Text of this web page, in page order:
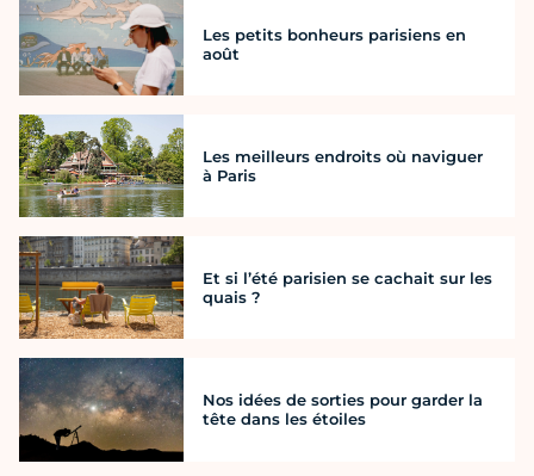
Les petits bonheurs parisiens en
août
Les meilleurs endroits où naviguer
à Paris
Et si l’été parisien se cachait sur les
quais ?
Nos idées de sorties pour garder la
tête dans les étoiles